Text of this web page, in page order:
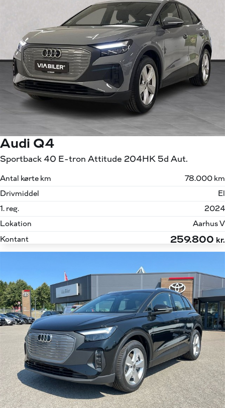
Audi Q4
Sportback 40 E-tron Attitude 204HK 5d Aut.
Antal kørte km
78.000 km
Drivmiddel
El
1. reg.
2024
Lokation
Aarhus V
Kontant
259.800 kr.